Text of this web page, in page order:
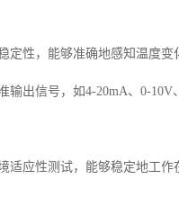
性，能够准确地感知温度变
出信号，如4-20mA、0-
应性测试，能够稳定地工